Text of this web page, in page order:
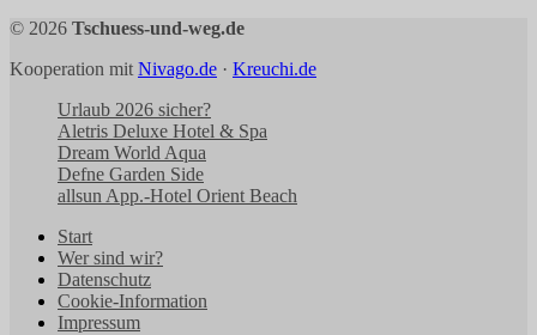
© 2026 Tschuess-und-weg.de
Kooperation mitNivago.de · Kreuchi.de
Urlaub 2026 sicher?
Aletris Deluxe Hotel & Spa
Dream World Aqua
Defne Garden Side
allsun App.-Hotel Orient Beach
Start
Wer sind wir?
Datenschutz
Cookie-Information
Impressum